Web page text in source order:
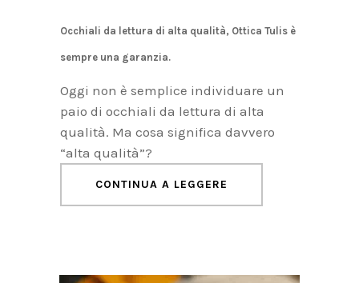
Occhiali da lettura di alta qualità, Ottica Tulis è
sempre una garanzia.
Oggi non è semplice individuare un
paio di occhiali da lettura di alta
qualità. Ma cosa significa davvero
“alta qualità”?
CONTINUA A LEGGERE